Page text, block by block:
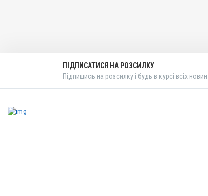
ПІДПИСАТИСЯ НА РОЗСИЛКУ
Підпишись на розсилку і будь в курсі всіх новин